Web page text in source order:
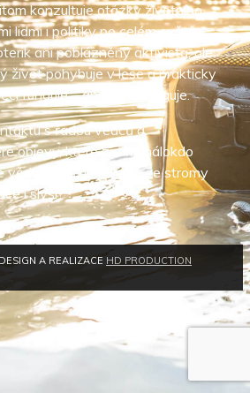
konzultuje otázky životního
lidmi i politiky po celém světě.
ani poblázněný aktivista, ale
život pohybuje v lese a prakticky
funguje – anebo nefunguje.
s řadou vědců a
objevy, které zatím málokdo
vědci dnes už odhalili, že stromy
i slyší?
A REALIZACE HD PRODUCTION